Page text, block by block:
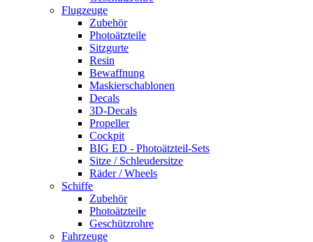
Flugzeuge
Zubehör
Photoätzteile
Sitzgurte
Resin
Bewaffnung
Maskierschablonen
Decals
3D-Decals
Propeller
Cockpit
BIG ED - Photoätzteil-Sets
Sitze / Schleudersitze
Räder / Wheels
Schiffe
Zubehör
Photoätzteile
Geschützrohre
Fahrzeuge